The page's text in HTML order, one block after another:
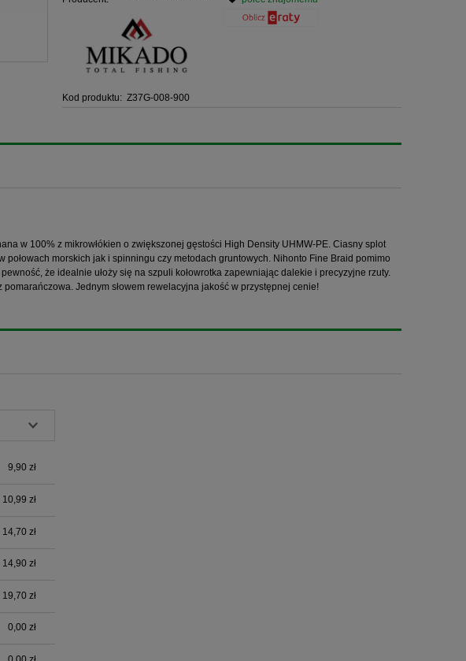
Kod produktu: Z37G-008-900
w 100% z mikrowłókien o zwiększonej gęstości High Density UHMW-PE. Ciasny splot
połowach morskich jak i spinningu czy metodach gruntowych. Nihonto Fine Braid pomimo
że idealnie ułoży się na szpuli kołowrotka zapewniając dalekie i precyzyjne rzuty.
Jednym słowem rewelacyjna jakość w przystępnej cenie!
9,90 zł
10,99 zł
14,70 zł
14,90 zł
19,70 zł
0,00 zł